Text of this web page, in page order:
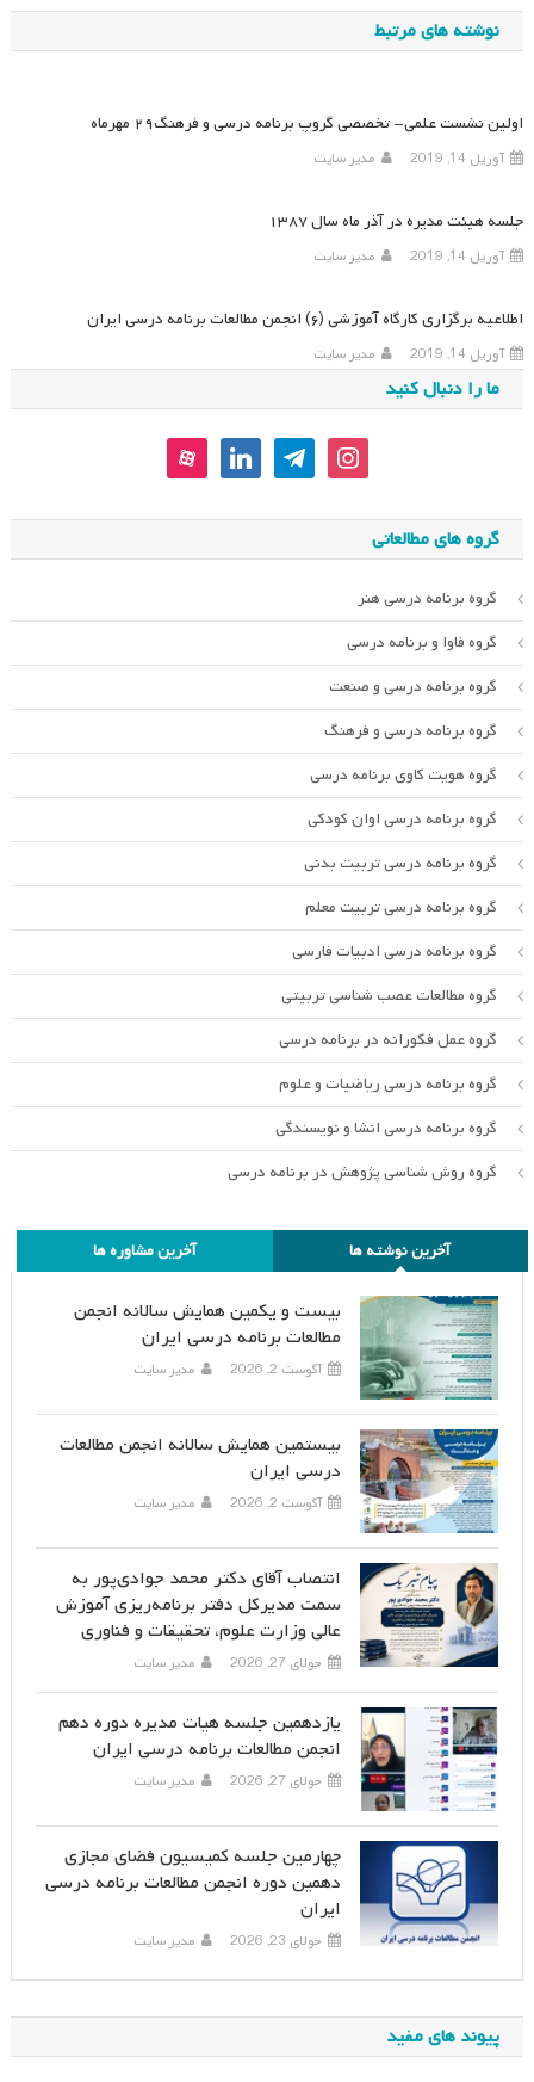
نوشته های مرتبط
اولین نشست علمی- تخصصی گروپ برنامه درسی و فرهنگ۲۹ مهرماه
آوریل 14, 2019 مدیر سایت
جلسه هیئت مدیره در آذر ماه سال ۱۳۸۷
آوریل 14, 2019 مدیر سایت
اطلاعیه برگزاری کارگاه آموزشی (۶) انجمن مطالعات برنامه درسی ایران
آوریل 14, 2019 مدیر سایت
ما را دنبال کنید
instagram
telegram
linkedin
aparat
گروه های مطالعاتی
گروه برنامه درسی هنر
گروه فاوا و برنامه درسی
گروه برنامه درسی و صنعت
گروه برنامه درسی و فرهنگ
گروه هویت کاوی برنامه درسی
گروه برنامه درسی اوان کودکی
گروه برنامه درسی تربیت بدنی
گروه برنامه درسی تربیت معلم
گروه برنامه درسی ادبیات فارسی
گروه مطالعات عصب شناسی تربیتی
گروه عمل فکورانه در برنامه درسی
گروه برنامه درسی ریاضیات و علوم
گروه برنامه درسی انشا و نویسندگی
گروه روش شناسی پژوهش در برنامه درسی
آخرین نوشته ها آخرین مشاوره ها
بیست و یکمین همایش سالانه انجمن
مطالعات برنامه درسی ایران
آگوست 2, 2026 مدیر سایت
بیستمین همایش سالانه انجمن مطالعات
درسی ایران
آگوست 2, 2026 مدیر سایت
انتصاب آقای دکتر محمد جوادی‌پور به
سمت مدیرکل دفتر برنامه‌ریزی آموزش
عالی وزارت علوم، تحقیقات و فناوری
جولای 27, 2026 مدیر سایت
یازدهمین جلسه هیات مدیره دوره دهم
انجمن مطالعات برنامه درسی ایران
جولای 27, 2026 مدیر سایت
چهارمین جلسه کمیسیون فضای مجازی
دهمین دوره انجمن مطالعات برنامه درسی
ایران
جولای 23, 2026 مدیر سایت
پیوند های مفید